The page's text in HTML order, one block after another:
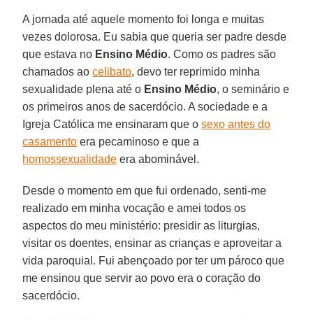
A jornada até aquele momento foi longa e muitas
vezes dolorosa. Eu sabia que queria ser padre desde
que estava no Ensino Médio. Como os padres são
chamados aocelibato, devo ter reprimido minha
sexualidade plena até o Ensino Médio, o seminário e
os primeiros anos de sacerdócio. A sociedade e a
Igreja Católica me ensinaram que osexo antes do
casamento era pecaminoso e que a
homossexualidade era abominável.
Desde o momento em que fui ordenado, senti-me
realizado em minha vocação e amei todos os
aspectos do meu ministério: presidir as liturgias,
visitar os doentes, ensinar as crianças e aproveitar a
vida paroquial. Fui abençoado por ter um pároco que
me ensinou que servir ao povo era o coração do
sacerdócio.